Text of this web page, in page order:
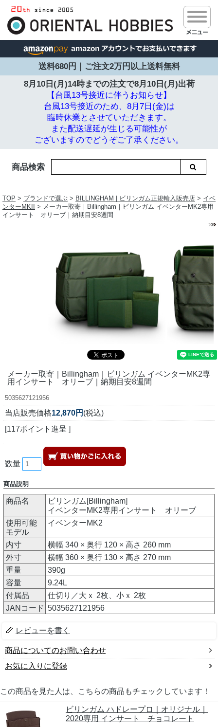
送料680円｜ご注文2万円以上送料無料
8月10日(月)14時までの注文で8月10日(月)出荷
【台風13号接近に伴うお知らせ】
台風13号接近のため、8月7日(金)は
臨時休業とさせていただきます。
また配送遅延が生じる可能性が
ございますのでどうぞご了承ください。
商品検索
TOP > ブランドで選ぶ > BILLINGHAM | ビリンガム正規輸入販売店 > イベ
ンターMKII
> メーカー取寄｜Billingham｜ビリンガム イベンターMK2専用
インサート オリーブ｜納期目安8週間
メーカー取寄｜Billingham｜ビリンガム イベンターMK2専
用インサート オリーブ｜納期目安8週間
5035627121956
当店販売価格12,870円 (税込)
[117ポイント進呈 ]
数量
商品説明
商品名
ビリンガム[Billingham]
イベンターMK2専用インサート オリーブ
使用可能
モデル
イベンターMK2
内寸
横幅 340 × 奥行 120 × 高さ 260 mm
外寸
横幅 360 × 奥行 130 × 高さ 270 mm
重量
390g
容量
9.24L
付属品
仕切り／大ｘ 2枚、小ｘ 2枚
JANコード 5035627121956
レビューを書く
商品についてのお問い合わせ
お気に入りに登録
この商品を見た人は、こちらの商品もチェックしています！
ビリンガム ハドレープロ｜オリジナル｜
2020専用 インサート チョコレート